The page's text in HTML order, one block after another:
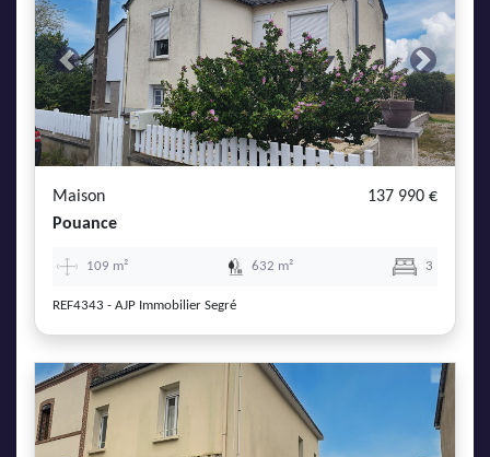
Previous Next
Maison
137 990 €
Pouance
109 m² 632 m² 3
REF4343 - AJP Immobilier Segré